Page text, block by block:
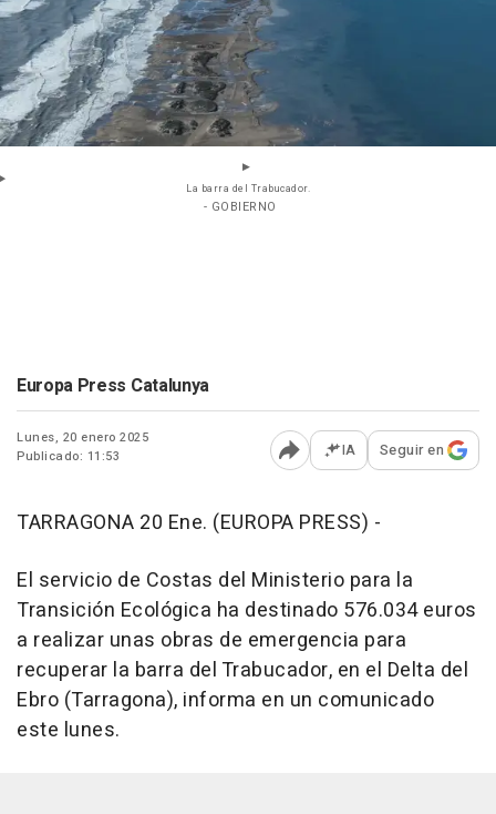
La barra del Trabucador.
- GOBIERNO
Europa Press Catalunya
Lunes, 20 enero 2025
Publicado: 11:53
Abrir opciones para
IA Seguir en
TARRAGONA 20 Ene. (EUROPA PRESS) -
El servicio de Costas del Ministerio para la
Transición Ecológica ha destinado 576.034 euros
a realizar unas obras de emergencia para
recuperar la barra del Trabucador, en el Delta del
Ebro (Tarragona), informa en un comunicado
este lunes.